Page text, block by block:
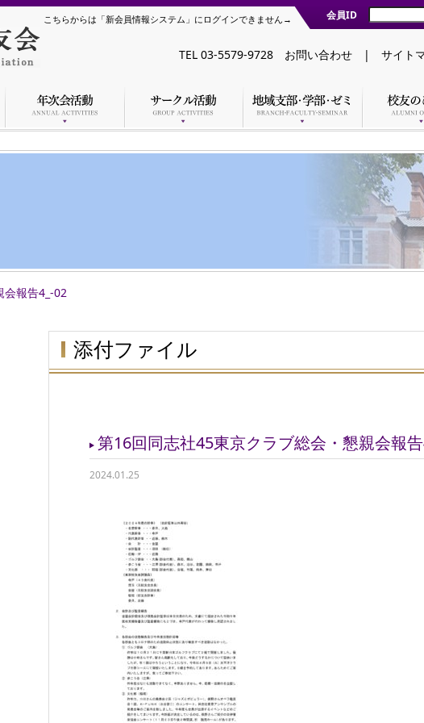
こちらからは「新会員情報システム」にログインできません→ 会員ID
TEL 03-5579-9728 お問い合わせ | サイト
会報告4_-02
添付ファイル
第16回同志社45東京クラブ総会・懇親会報
2024.01.25